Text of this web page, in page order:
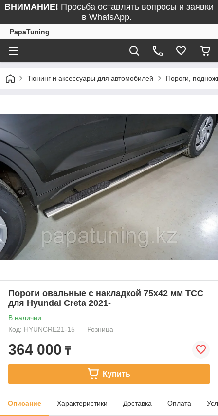
ВНИМАНИЕ! Просьба оставлять вопросы и заявки
в WhatsApp.
PapaTuning
Тюнинг и аксессуары для автомобилей Пороги,
Пороги овальные с накладкой 75х42 мм ТСС
для Hyundai Creta 2021-
В наличии
Код: HYUNCRE21-15
Розница
364 000 ₸
Купить
Описание Характеристики Доставка Оплата